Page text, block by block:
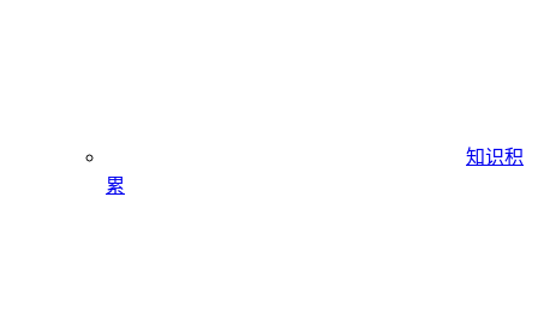
知识积
累